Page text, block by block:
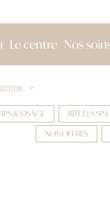
Le centre Nos
>
& VISAGE RITUELS
NOS OFFRES